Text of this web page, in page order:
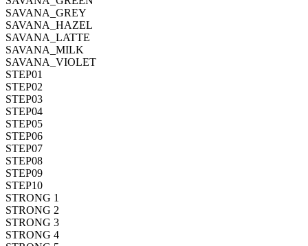
SAVANA_GREY
SAVANA_HAZEL
SAVANA_LATTE
SAVANA_MILK
SAVANA_VIOLET
STEP01
STEP02
STEP03
STEP04
STEP05
STEP06
STEP07
STEP08
STEP09
STEP10
STRONG 1
STRONG 2
STRONG 3
STRONG 4